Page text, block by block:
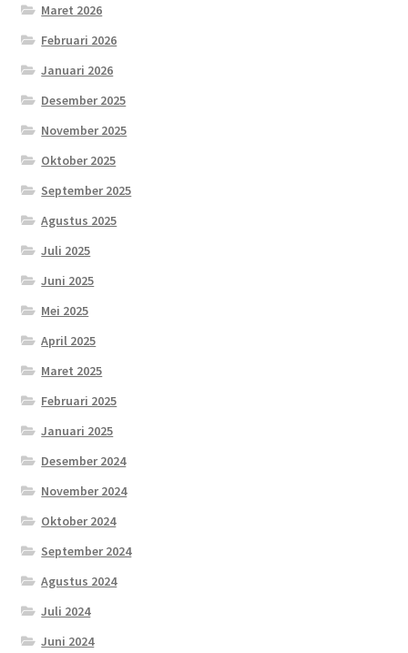
Maret 2026
Februari 2026
Januari 2026
Desember 2025
November 2025
Oktober 2025
September 2025
Agustus 2025
Juli 2025
Juni 2025
Mei 2025
April 2025
Maret 2025
Februari 2025
Januari 2025
Desember 2024
November 2024
Oktober 2024
September 2024
Agustus 2024
Juli 2024
Juni 2024